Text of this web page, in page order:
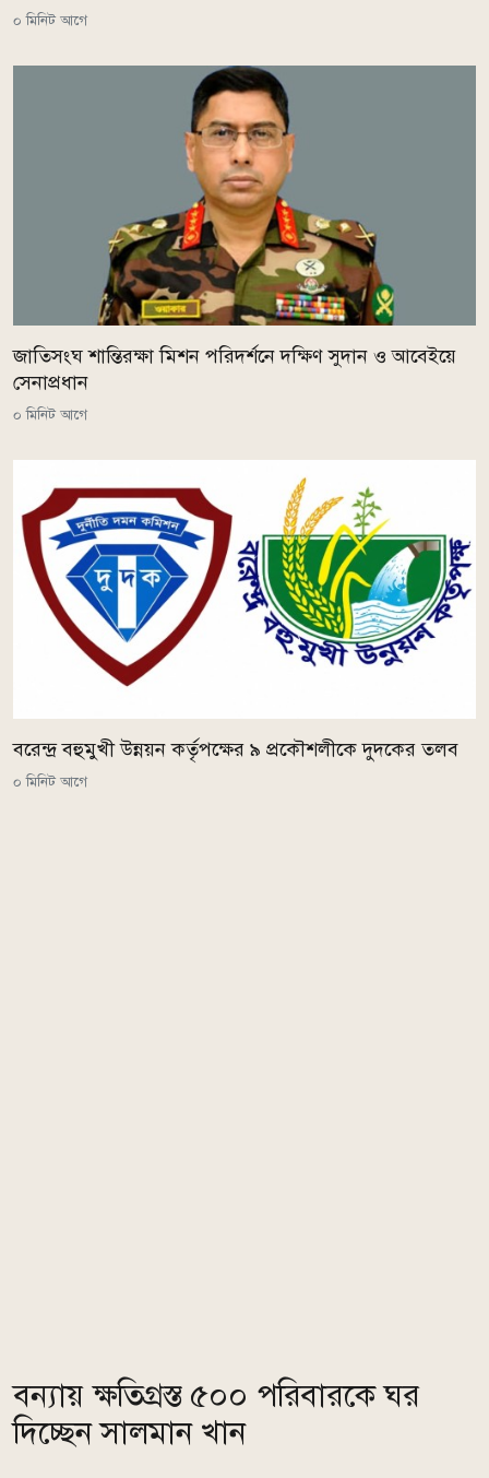
০ মিনিট আগে
জাতিসংঘ শান্তিরক্ষা মিশন পরিদর্শনে দক্ষিণ সুদান ও আবেইয়ে
সেনাপ্রধান
০ মিনিট আগে
বরেন্দ্র বহুমুখী উন্নয়ন কর্তৃপক্ষের ৯ প্রকৌশলীকে দুদকের তলব
০ মিনিট আগে
বন্যায় ক্ষতিগ্রস্ত ৫০০ পরিবারকে ঘর
দিচ্ছেন সালমান খান